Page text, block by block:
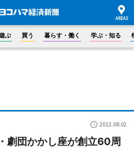
ぶ 買う 暮らす・働く 学ぶ・知る
2012.08.02
劇団かかし座が創立60周